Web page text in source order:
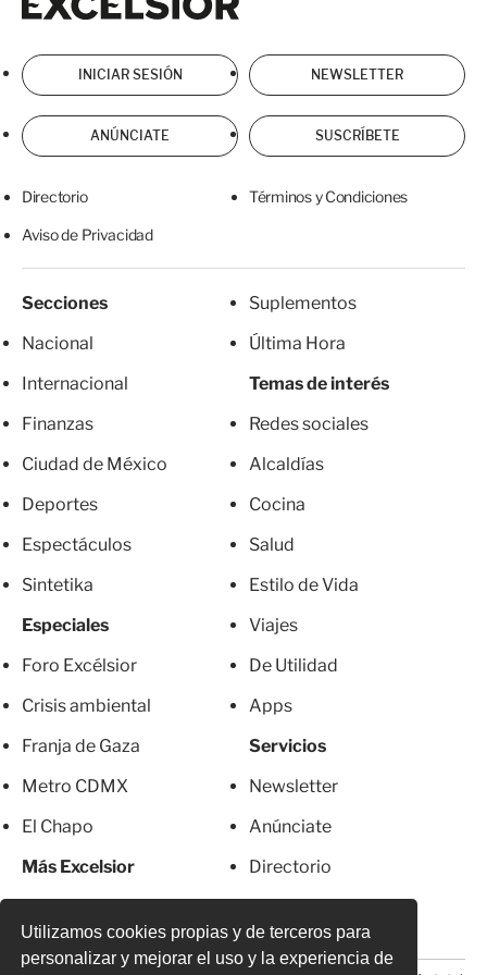
Utilizamos cookies propias y de terceros para
personalizar y mejorar el uso y la experiencia de
INICIAR SESIÓN NEWSLETTER
ANÚNCIATE SUSCRÍBETE
Directorio Términos y Condiciones
Aviso de Privacidad
Secciones
Nacional
Internacional
Finanzas
Ciudad de México
Deportes
Espectáculos
Sintetika
Especiales
Foro Excélsior
Crisis ambiental
Franja de Gaza
Metro CDMX
El Chapo
Más Excelsior
Suplementos
Última Hora
Temas de interés
Redes sociales
Alcaldías
Cocina
Salud
Estilo de Vida
Viajes
De Utilidad
Apps
Servicios
Newsletter
Anúnciate
Directorio